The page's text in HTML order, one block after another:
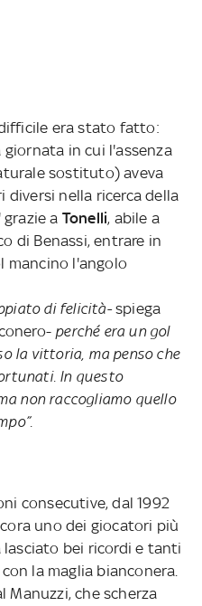
era stato fatto:
giornata in cui l'assenza
sostituto) aveva
nella ricerca della
a Tonelli, abile a
di Benassi, entrare in
mancino l'angolo
di felicità-spiega
perché era un gol
la vittoria, ma penso che
In questo
non raccogliamo quello
consecutive, dal 1992
uno dei giocatori più
lasciato bei ricordi e tanti
la maglia bianconera.
Manuzzi, che scherza